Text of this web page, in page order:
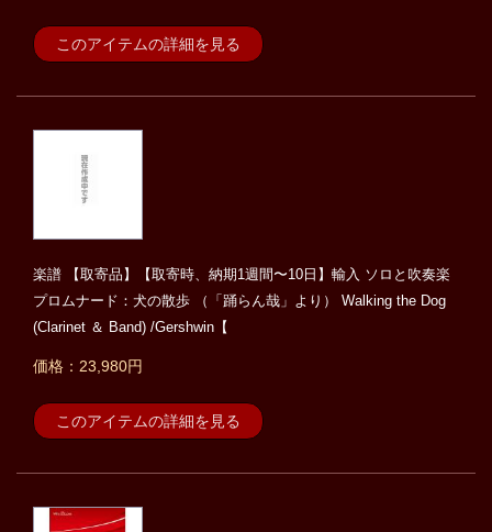
このアイテムの詳細を見る
楽譜 【取寄品】【取寄時、納期1週間〜10日】輸入 ソロと吹奏楽
プロムナード：犬の散歩 （「踊らん哉」より） Walking the Dog
(Clarinet ＆ Band) /Gershwin【
価格：23,980円
このアイテムの詳細を見る